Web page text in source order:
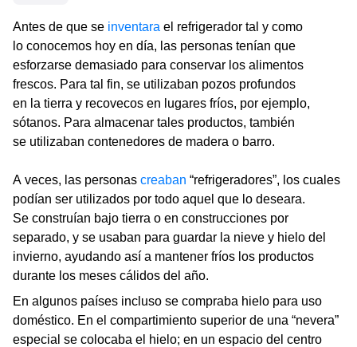
Antes de que se inventara el refrigerador tal y como
lo conocemos hoy en día, las personas tenían que
esforzarse demasiado para conservar los alimentos
frescos. Para tal fin, se utilizaban pozos profundos
en la tierra y recovecos en lugares fríos, por ejemplo,
sótanos. Para almacenar tales productos, también
se utilizaban contenedores de madera o barro.
A veces, las personas creaban “refrigeradores”, los cuales
podían ser utilizados por todo aquel que lo deseara.
Se construían bajo tierra o en construcciones por
separado, y se usaban para guardar la nieve y hielo del
invierno, ayudando así a mantener fríos los productos
durante los meses cálidos del año.
En algunos países incluso se compraba hielo para uso
doméstico. En el compartimiento superior de una “nevera”
especial se colocaba el hielo; en un espacio del centro